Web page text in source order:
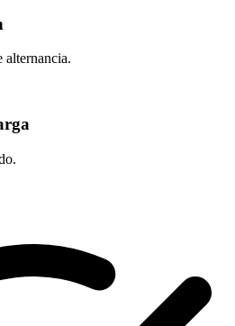
alternancia.